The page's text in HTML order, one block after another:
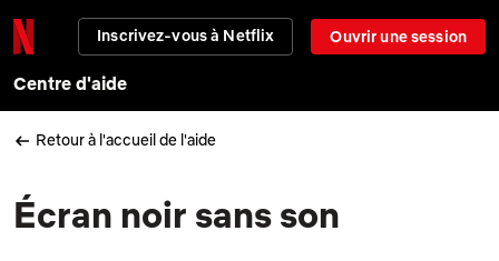
Inscrivez-vous à Netflix Ouvrir une session
Centre d'aide
Retour à l'accueil de l'aide
Écran noir sans son